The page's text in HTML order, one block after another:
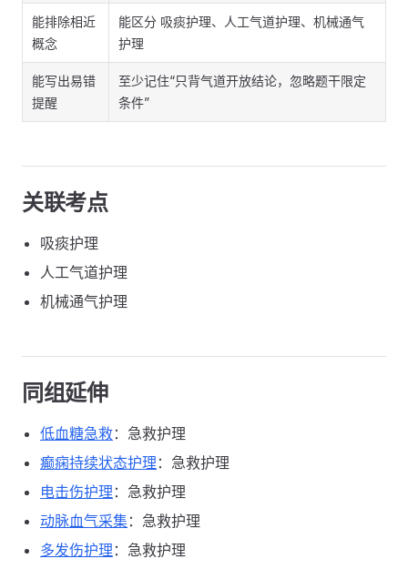
能排除相近
概念
能区分 吸痰护理、人工气道护理、机械通气
护理
能写出易错
提醒
至少记住“只背气道开放结论，忽略题干限定
条件”
关联考点
吸痰护理
人工气道护理
机械通气护理
同组延伸
低血糖急救：急救护理
癫痫持续状态护理 ：急救护理
电击伤护理 ：急救护理
动脉血气采集：急救护理
多发伤护理 ：急救护理